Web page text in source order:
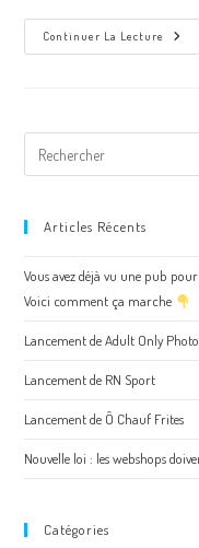
Continuer La Lecture
Articles Récents
Vous avez déjà vu une pub
Voici comment ça marche
Lancement de Adult Only
Lancement de RN Sport
Lancement de Ô Chauf Frites
Nouvelle loi : les webshops
Catégories